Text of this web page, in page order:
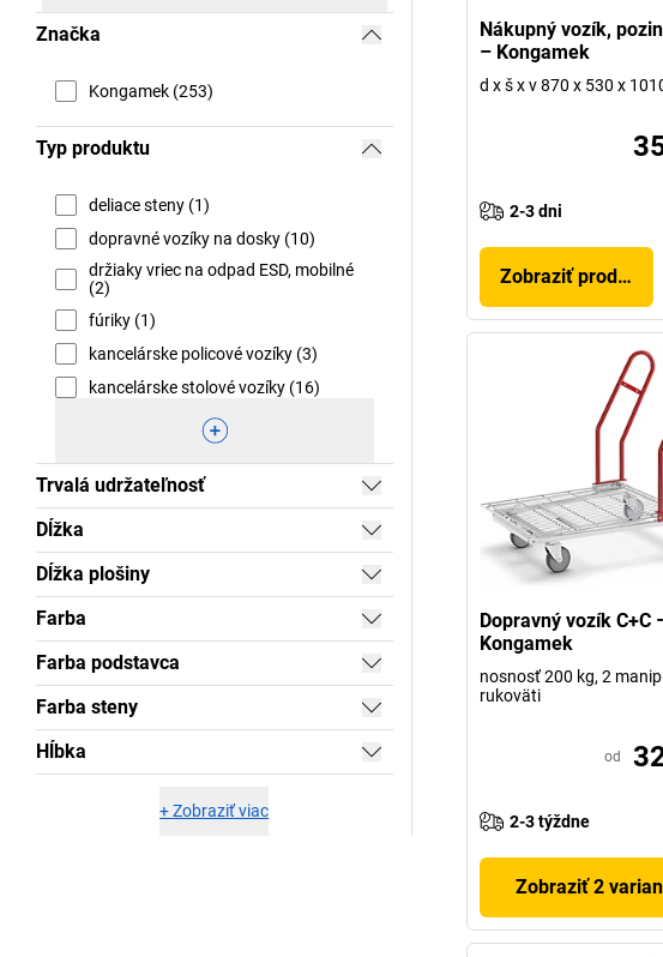
Značka
Kongamek (253)
Typ produktu
deliace steny (1)
dopravné vozíky na dosky (10)
držiaky vriec na odpad ESD, mobilné
(2)
fúriky (1)
kancelárske policové vozíky (3)
kancelárske stolové vozíky (16)
Trvalá udržateľnosť
Dĺžka
Dĺžka plošiny
Farba
Farba podstavca
Farba steny
Hĺbka
+Zobraziť viac
Nákupný vozík,
– Kongamek
d x š x v 870 x 530 x
2-3 dni
Zobraziť produkt
Dopravný vozík C+C
Kongamek
nosnosť 200 kg, 2
rukoväti
od
2-3 týždne
Zobraziť 2